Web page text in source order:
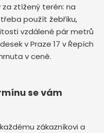
ztížený terén: na
použít žebříku,
vzdálené pár metrů
v Praze 17 v Řepích
v ceně.
se vám
zákazníkovi a